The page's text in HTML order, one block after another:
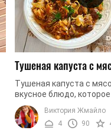
Тушеная капуста с
Тушеная капуста с
вкусное блюдо,
того, чтобы вы его
своих родных. Блюдо
себе сладкую ...
Виктория Жмайло
4
90